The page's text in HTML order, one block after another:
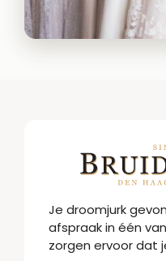
Je droomjurk
afspraak in één
zorgen ervoor dat